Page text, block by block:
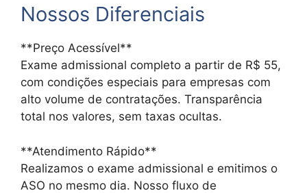
Nossos Diferenciais
**Preço Acessível**
Exame admissional completo a partir de R$ 55,
com condições especiais para empresas com
alto volume de contratações. Transparência
total nos valores, sem taxas ocultas.
**Atendimento Rápido**
Realizamos o exame admissional e emitimos o
ASO no mesmo dia. Nosso fluxo de